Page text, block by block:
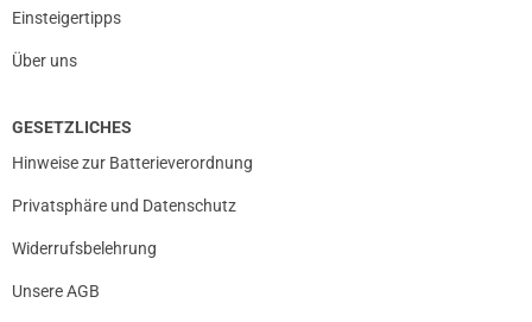
Einsteigertipps
Über uns
GESETZLICHES
Hinweise zur Batterieverordnung
Privatsphäre und Datenschutz
Widerrufsbelehrung
Unsere AGB